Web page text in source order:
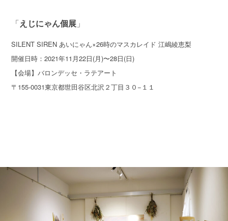
「えじにゃん個展 」
SILENT SIREN あいにゃん×26時のマスカレイド 江嶋綾恵梨
開催日時：2021年11月22日(月)〜28日(日)
【会場】バロンデッセ・ラテアート
〒155-0031東京都世田谷区北沢２丁目３０−１１